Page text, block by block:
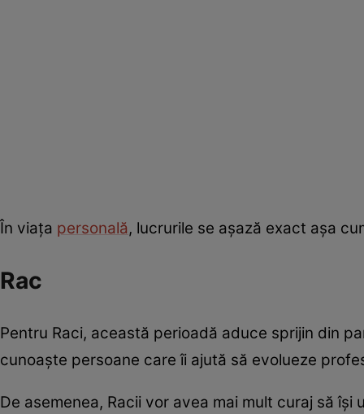
În viața personală, lucrurile se așază exact așa
Rac
Pentru Raci, această perioadă aduce sprijin din
cunoaște persoane care îi ajută să evolueze
De asemenea, Racii vor avea mai mult curaj să